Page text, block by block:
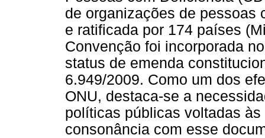
de organizações de pessoas
e ratificada por 174 países
Convenção foi incorporada
status de emenda
6.949/2009. Como um dos
ONU, destaca-se a
políticas públicas voltadas
consonância com esse